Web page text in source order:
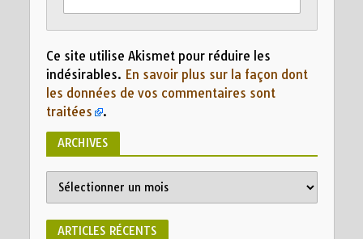
Ce site utilise Akismet pour réduire les
indésirables. En savoir plus sur la façon dont
les données de vos commentaires sont
traitées
.
ARCHIVES
ARTICLES RÉCENTS